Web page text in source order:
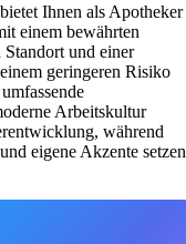
Ihnen als Apotheker
einem bewährten
und einer
geringeren Risiko
Arbeitskultur
während
eigene Akzente setzen